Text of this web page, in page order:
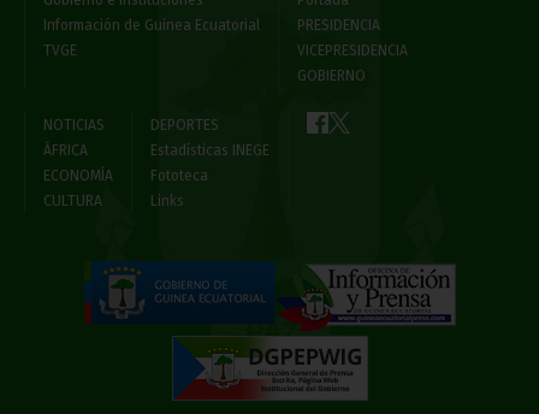
Información de Guinea Ecuatorial
TVGE
PRESIDENCIA
VICEPRESIDENCIA
GOBIERNO
NOTICIAS
ÁFRICA
ECONOMÍA
CULTURA
DEPORTES
Estadísticas INEGE
Fototeca
Links